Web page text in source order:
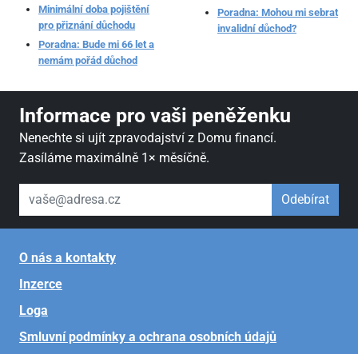
Minimální doba pojištění
pro přiznání důchodu
Poradna: Bude mi 66 let a
nemám pořád důchod
Poradna: Mohou mi sebrat
invalidní důchod?
Informace pro vaši peněženku
Nenechte si ujít zpravodajství z Domu financí.
Zasíláme maximálně 1× měsíčně.
váš email Odebírat
O nás a kontakty
Inzerce
Loga
Smluvní podmínky a ochrana osobních údajů